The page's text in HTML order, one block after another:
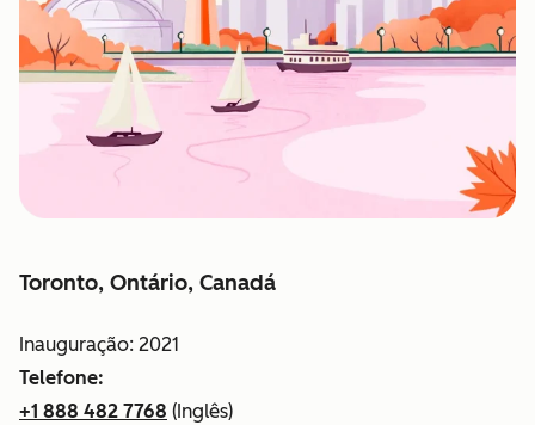
Toronto, Ontário, Canadá
Inauguração: 2021
Telefone:
+1 888 482 7768 (Inglês)